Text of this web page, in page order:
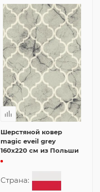
Шерстяной ковер
magic eveil grey
160x220 см из Польши
Страна: